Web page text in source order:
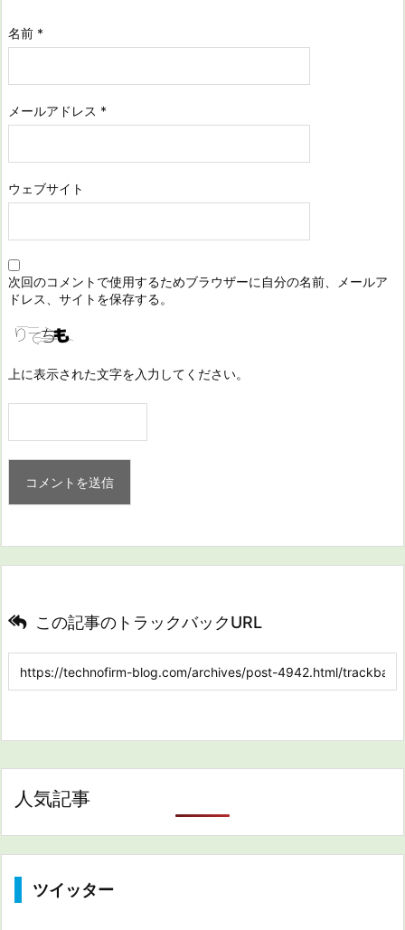
名前 *
メールアドレス *
ウェブサイト
次回のコメントで使用するためブラウザーに自分の名前、メールア
ドレス、サイトを保存する。
上に表示された文字を入力してください。
この記事のトラックバックURL
人気記事
ツイッター